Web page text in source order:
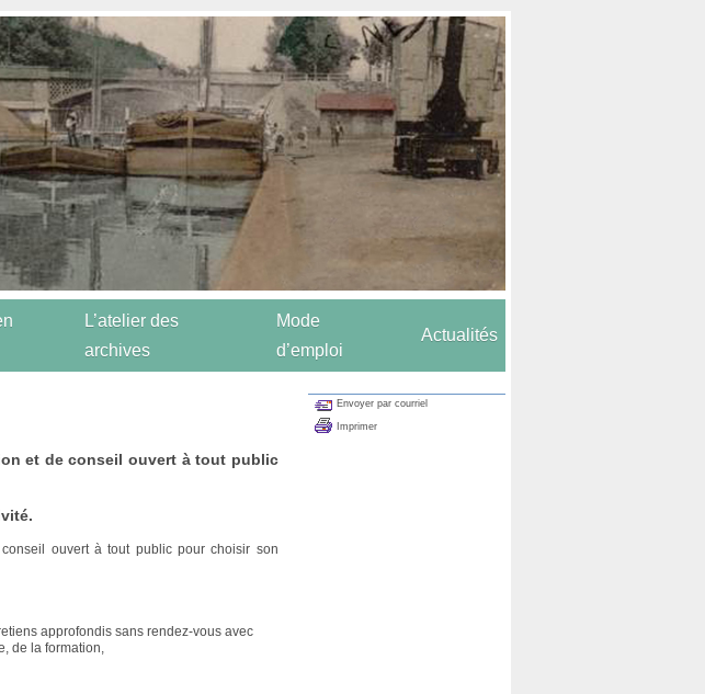
L’atelier des
archives
Mode
d’emploi
Actualités
et de conseil ouvert à tout public
ouvert à tout public pour choisir son
approfondis sans rendez-vous avec
de la formation,
Envoyer par courriel
Imprimer